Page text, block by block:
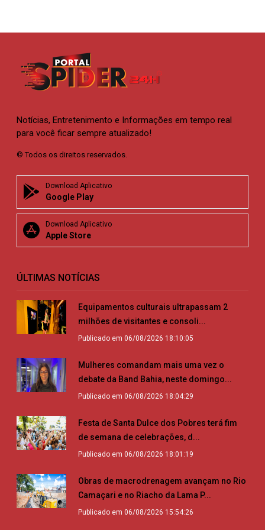
Notícias, Entretenimento e Informações em tempo real
para você ficar sempre atualizado!
© Todos os direitos reservados.
Download Aplicativo
Google Play
Download Aplicativo
Apple Store
ÚLTIMAS NOTÍCIAS
Equipamentos culturais ultrapassam 2
milhões de visitantes e consoli...
Publicado em 06/08/2026 18:10:05
Mulheres comandam mais uma vez o
debate da Band Bahia, neste domingo...
Publicado em 06/08/2026 18:04:29
Festa de Santa Dulce dos Pobres terá fim
de semana de celebrações, d...
Publicado em 06/08/2026 18:01:19
Obras de macrodrenagem avançam no Rio
Camaçari e no Riacho da Lama P...
Publicado em 06/08/2026 15:54:26